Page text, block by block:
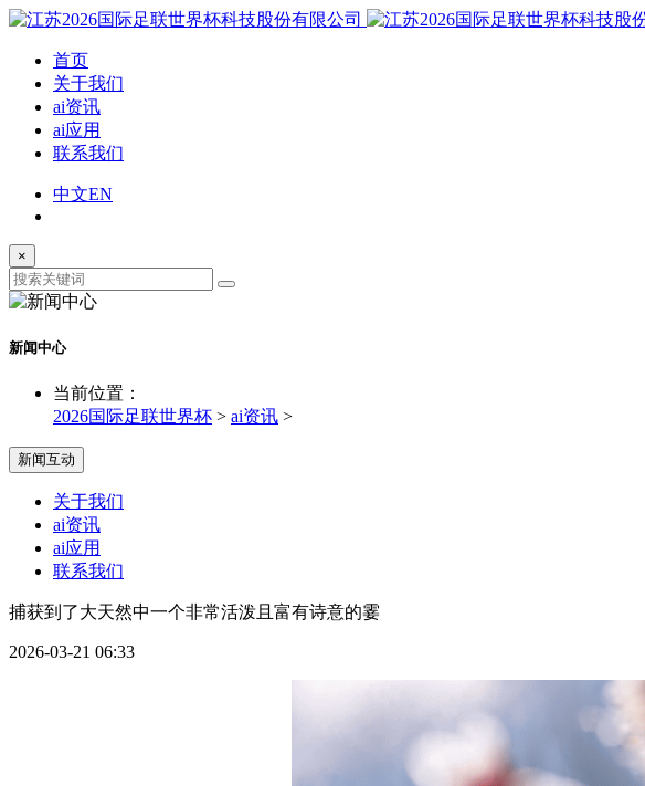
首页
关于我们
ai资讯
ai应用
联系我们
中文EN
×
新闻中心
当前位置：
2026国际足联世界杯 > ai资讯 >
新闻互动
关于我们
ai资讯
ai应用
联系我们
捕获到了大天然中一个非常活泼且富有诗意的霎
2026-03-21 06:33